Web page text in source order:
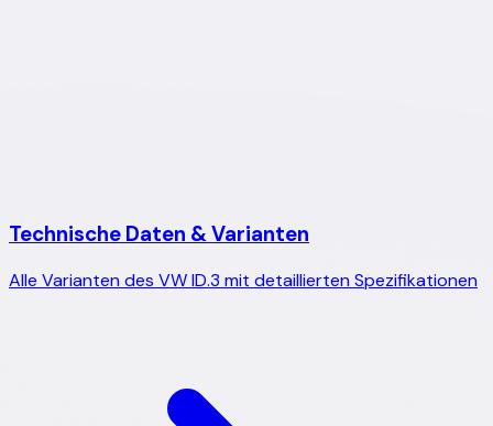
Technische Daten & Varianten
Alle Varianten des VWID.3 mit detaillierten Spezifikationen